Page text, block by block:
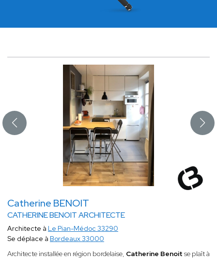
Catherine BENOIT
CATHERINE BENOIT ARCHITECTE
Architecte à Le Pian-Médoc 33290
Se déplace à Bordeaux 33000
Architecte installée en région bordelaise, Catherine Benoit se plaît à